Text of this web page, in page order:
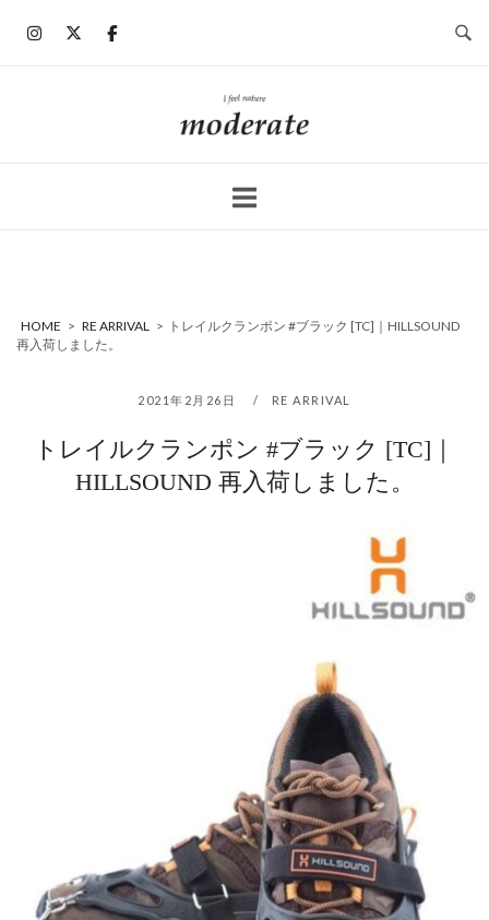
ホ
ー
HOME > RE ARRIVAL > トレイルクランポン #ブラック [TC]｜HILLSOUND
再入荷しました。
2021年2月26日 RE ARRIVAL
トレイルクランポン #ブラック [TC]｜
HILLSOUND 再入荷しました。